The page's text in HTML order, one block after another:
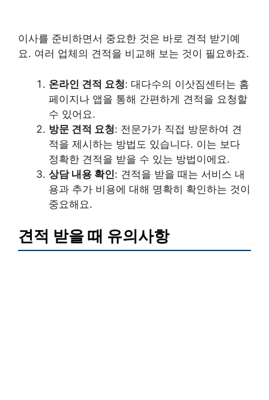
이사를 준비하면서 중요한 것은 바로 견적 받기예
요. 여러 업체의 견적을 비교해 보는 것이 필요하죠.
온라인 견적 요청: 대다수의 이삿짐센터는 홈
페이지나 앱을 통해 간편하게 견적을 요청할
수 있어요.
방문 견적 요청: 전문가가 직접 방문하여 견
적을 제시하는 방법도 있습니다. 이는 보다
정확한 견적을 받을 수 있는 방법이에요.
상담 내용 확인: 견적을 받을 때는 서비스 내
용과 추가 비용에 대해 명확히 확인하는 것이
중요해요.
견적 받을 때 유의사항